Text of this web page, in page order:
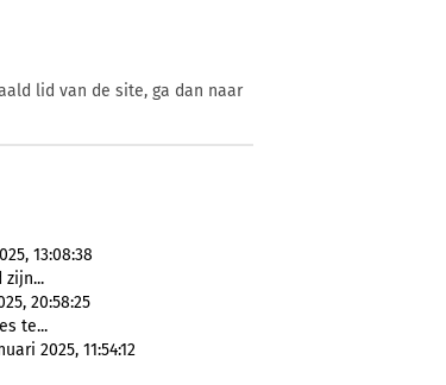
lid van de site, ga dan naar
13:08:38
20:58:25
te...
2025, 11:54:12